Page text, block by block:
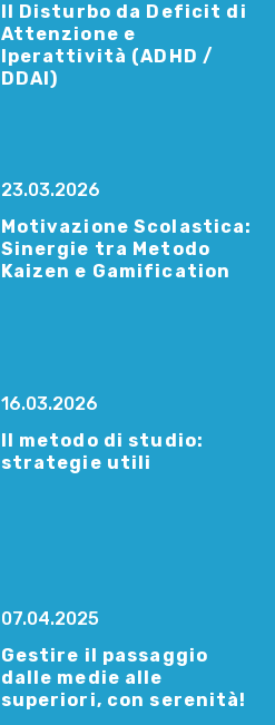
Il Disturbo da Deficit di
Attenzione e
Iperattività (ADHD /
DDAI)
23.03.2026
Motivazione Scolastica:
Sinergie tra Metodo
Kaizen e Gamification
16.03.2026
Il metodo di studio:
strategie utili
07.04.2025
Gestire il passaggio
dalle medie alle
superiori, con serenità!